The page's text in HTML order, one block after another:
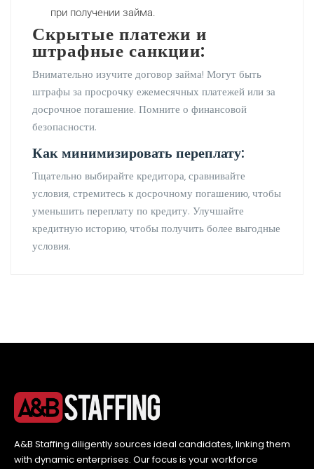
при получении займа.
Скрытые платежи и
штрафные санкции:
Внимательно изучите договор займа! Могут быть
штрафы за просрочку ежемесячных платежей или за
досрочное погашение. Помните о финансовой
безопасности.
Как минимизировать переплату:
Тщательно выбирайте кредитора‚ сравнивайте
условия‚ стремитесь к досрочному погашению‚ чтобы
уменьшить переплату по кредиту. Улучшайте
кредитную историю‚ чтобы получить более выгодные
условия.
A&B Staffing diligently sources ideal candidates, linking them
with dynamic enterprises. Our focus is your workforce